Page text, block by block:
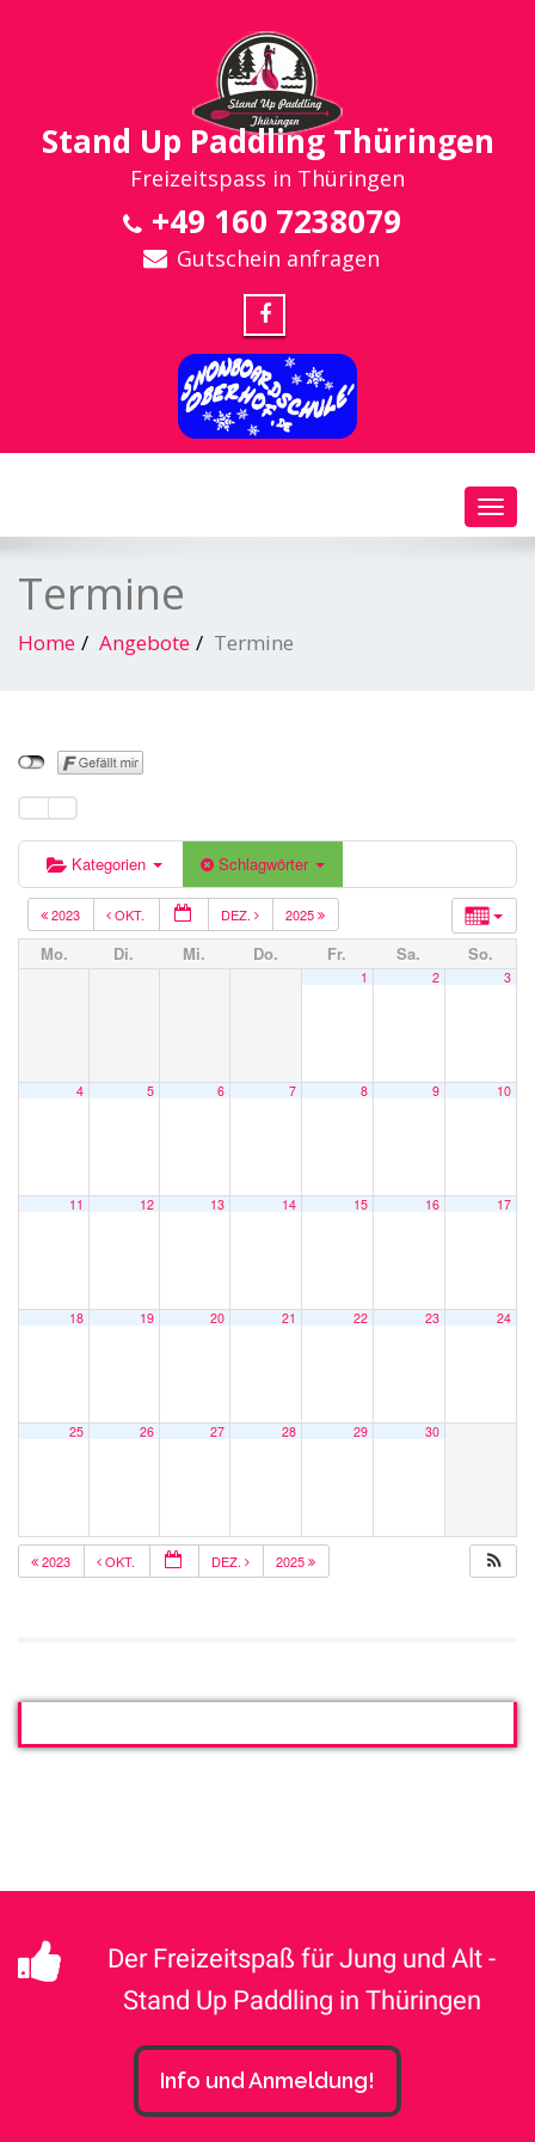
Stand Up Paddling Thüringen
Freizeitspass in Thüringen
+49 160 7238079
Gutschein anfragen
Termine
Home Angebote Termine
Kategorien Schlagwörter
2023 OKT. DEZ. 2025
Mo. Di. Mi. Do. Fr. Sa. So.
1 2 3
4 5 6 7 8 9 10
11 12 13 14 15 16 17
18 19 20 21 22 23 24
25 26 27 28 29 30
2023 OKT. DEZ. 2025
Der Freizeitspaß für Jung und Alt -
Stand Up Paddling in Thüringen
Info und Anmeldung!